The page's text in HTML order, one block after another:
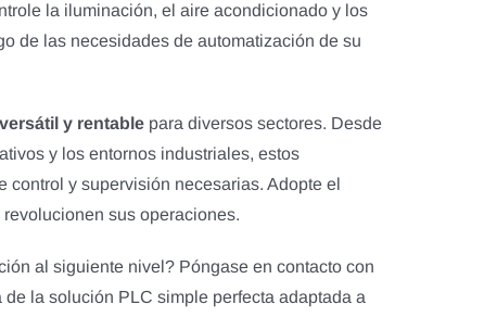
la iluminación, el aire acondicionado y los
de las necesidades de automatización de su
y rentable para diversos sectores. Desde
y los entornos industriales, estos
y supervisión necesarias. Adopte el
sus operaciones.
al siguiente nivel? Póngase en contacto con
la solución PLC simple perfecta adaptada a